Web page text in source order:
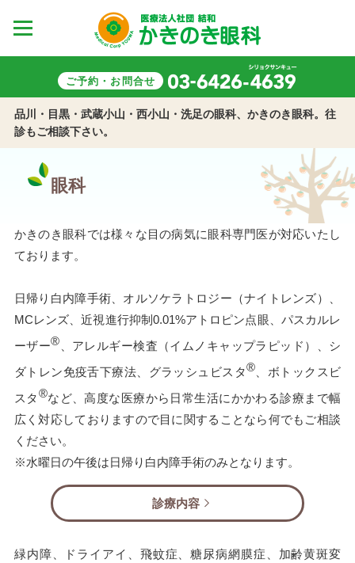
ご予約・お問合せ
品川・目黒・武蔵小山・西小山・洗足の眼科、かきのき眼科。往
診もご相談下さい。
眼科
かきのき眼科では様々な目の病気に眼科専門医が対応いたし
ております。
日帰り白内障手術、オルソケラトロジー（ナイトレンズ）、
MCレンズ、近視進行抑制0.01%アトロピン点眼、パスカルレ
ーザー® 、アレルギー検査（イムノキャップラピッド）、シ
ダトレン免疫舌下療法、グラッシュビスタ® 、ボトックスビ
スタ®など、高度な医療から日常生活にかかわる診療まで幅
広く対応しておりますので目に関することなら何でもご相談
ください。
※水曜日の午後は日帰り白内障手術のみとなります。
診療内容
緑内障、ドライアイ、飛蚊症、糖尿病網膜症、加齢黄斑変